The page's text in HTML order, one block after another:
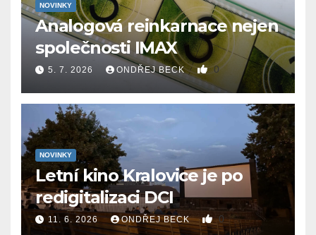
NOVINKY
Analogová reinkarnace nejen
společnosti IMAX
5. 7. 2026 ONDŘEJ BECK 0
NOVINKY
Letní kino Kralovice je po
redigitalizaci DCI
11. 6. 2026 ONDŘEJ BECK 0